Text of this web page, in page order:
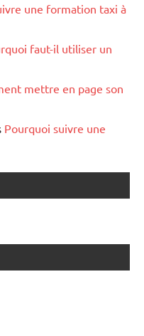
une formation taxi à
faut-il utiliser un
mettre en page son
Pourquoi suivre une